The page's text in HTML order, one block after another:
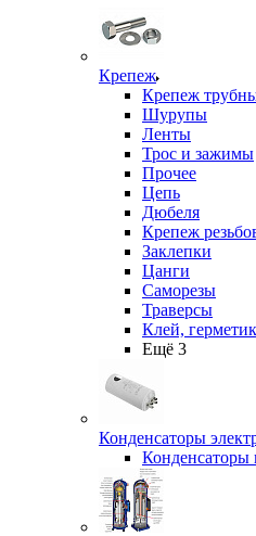
Крепеж
Крепеж
Шурупы
Ленты
Трос и зажимы
Прочее
Цепь
Дюбеля
Крепеж
Заклепки
Цанги
Саморезы
Траверсы
Клей,
Ещё 3
Конденсаторы
Конденсаторы